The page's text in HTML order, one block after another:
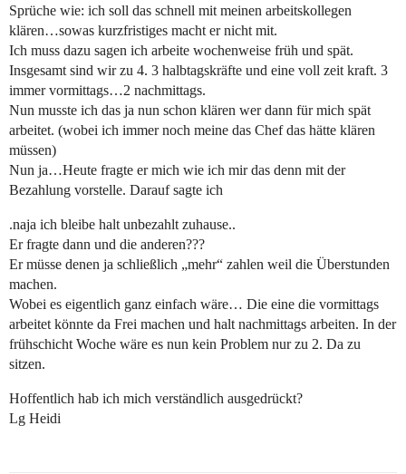
Sprüche wie: ich soll das schnell mit meinen arbeitskollegen
klären…sowas kurzfristiges macht er nicht mit.
Ich muss dazu sagen ich arbeite wochenweise früh und spät.
Insgesamt sind wir zu 4. 3 halbtagskräfte und eine voll zeit kraft. 3
immer vormittags…2 nachmittags.
Nun musste ich das ja nun schon klären wer dann für mich spät
arbeitet. (wobei ich immer noch meine das Chef das hätte klären
müssen)
Nun ja…Heute fragte er mich wie ich mir das denn mit der
Bezahlung vorstelle. Darauf sagte ich
.naja ich bleibe halt unbezahlt zuhause..
Er fragte dann und die anderen???
Er müsse denen ja schließlich „mehr“ zahlen weil die Überstunden
machen.
Wobei es eigentlich ganz einfach wäre… Die eine die vormittags
arbeitet könnte da Frei machen und halt nachmittags arbeiten. In der
frühschicht Woche wäre es nun kein Problem nur zu 2. Da zu
sitzen.
Hoffentlich hab ich mich verständlich ausgedrückt?
Lg Heidi